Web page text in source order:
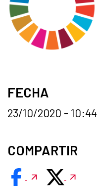
FECHA
23/10/2020 - 10:44
COMPARTIR